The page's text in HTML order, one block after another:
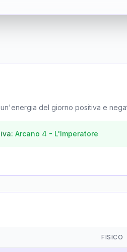
del giorno positiva e
Arcano 4 - L'Imperatore
FISICO